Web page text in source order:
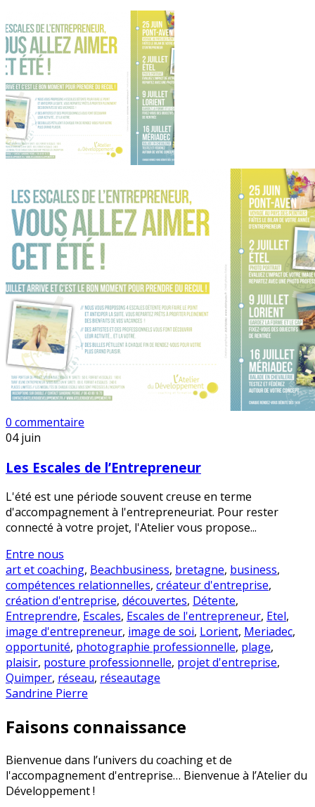
0 commentaire
04juin
Les Escales de l’Entrepreneur
L'été est une période souvent creuse en terme
d'accompagnement à l'entrepreneuriat. Pour rester
connecté à votre projet, l'Atelier vous propose...
Entre nous
art et coaching, Beachbusiness, bretagne, business,
compétences relationnelles, créateur d'entreprise,
création d'entreprise, découvertes, Détente,
Entreprendre, Escales, Escales de l'entrepreneur, Etel,
image d'entrepreneur, image de soi, Lorient, Meriadec,
opportunité, photographie professionnelle, plage,
plaisir, posture professionnelle, projet d'entreprise,
Quimper, réseau, réseautage
Sandrine Pierre
Faisons connaissance
Bienvenue dans l’univers du coaching et de
l'accompagnement d'entreprise… Bienvenue à l’Atelier du
Développement !